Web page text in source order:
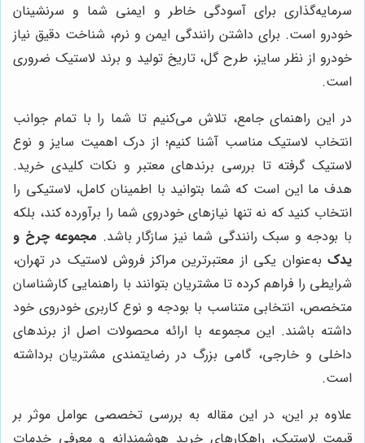
سرمایه‌گذاری برای آسودگی خاطر و ایمنی شما و سرنشینان
خودرو است. برای داشتن رانندگی ایمن و نرم، شناخت دقیق نیاز
خودرو از نظر سایز، طرح گل، تاریخ تولید و برند لاستیک ضروری
است.
در این راهنمای جامع، تلاش می‌کنیم تا شما را با تمام جوانب
انتخاب لاستیک مناسب آشنا کنیم؛ از درک اهمیت سایز و نوع
لاستیک گرفته تا بررسی برندهای معتبر و نکات کلیدی خرید.
هدف ما این است که شما بتوانید با اطمینان کامل، لاستیکی را
انتخاب کنید که نه تنها نیازهای خودروی شما را برآورده کند، بلکه
با بودجه و سبک رانندگی شما نیز سازگار باشد. مجموعه چرخ و
یدک به‌عنوان یکی از معتبرترین مراکز فروش لاستیک در تهران،
شرایطی را فراهم کرده تا مشتریان بتوانند با راهنمایی کارشناسان
متخصص، انتخابی متناسب با بودجه و نوع کاربری خودروی خود
داشته باشند. این مجموعه با ارائه محصولات اصل از برندهای
داخلی و خارجی، گامی بزرگ در رضایتمندی مشتریان برداشته
است.
علاوه بر این، در این مقاله به بررسی تخصصی عوامل موثر بر
قیمت لاستیک، راهکارهای خرید هوشمندانه و معرفی خدمات